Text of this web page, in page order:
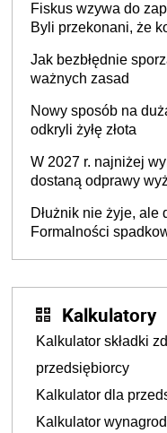
Fiskus wzywa do
Byli przekonani, że
Jak bezbłędnie
ważnych zasad
Nowy sposób na
odkryli żyłę złota
W 2027 r. najniżej
dostaną odprawy
Dłużnik nie żyje, ale
Formalności
Kalkulatory
Kalkulator składki
przedsiębiorcy
Kalkulator dla
Kalkulator